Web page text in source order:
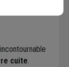
cuite.